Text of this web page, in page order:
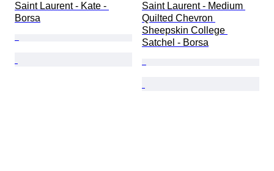
Saint Laurent - Kate -
Borsa
Saint Laurent - Medium
Quilted Chevron
Sheepskin College
Satchel - Borsa